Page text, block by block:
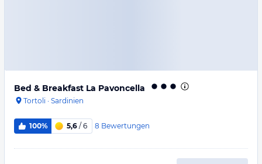
Bed & Breakfast La Pavoncella
Tortoli · Sardinien
100% 5,6 / 6 8 Bewertungen